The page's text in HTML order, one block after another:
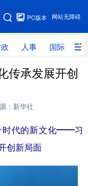
网站无障碍
PC版本
人事 国际 财
政 人事
量子 体育
康
传承发展开创
：新华社
时代的新文化——习
创新局面